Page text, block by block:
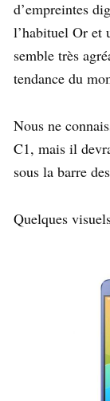
d’empreintes
l’habituel Or et
semble très
tendance du
Nous ne
C1, mais il
sous la barre
Quelques